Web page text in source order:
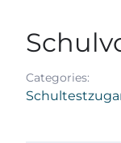
Categories: